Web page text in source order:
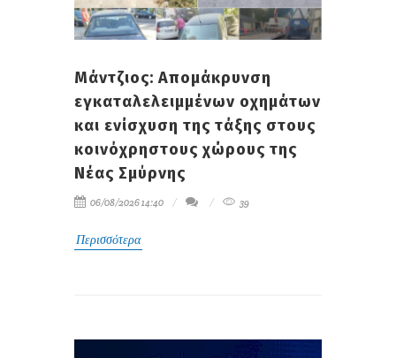
Μάντζιος: Απομάκρυνση
εγκαταλελειμμένων οχημάτων
και ενίσχυση της τάξης στους
κοινόχρηστους χώρους της
Νέας Σμύρνης
06/08/2026 14:40 39
Περισσότερα